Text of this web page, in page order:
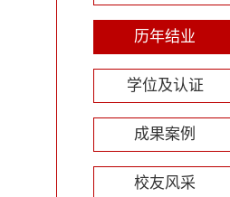
历年结业
学位及认证
成果案例
校友风采